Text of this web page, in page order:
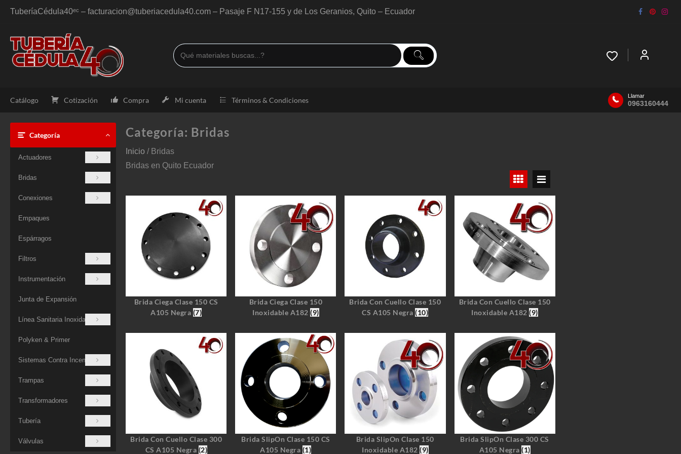
TuberíaCédula40ᵉᶜ – facturacion@tuberiacedula40.com – Pasaje F N17-155 y de Los Geranios, Quito – Ecuador
Catálogo Cotización Compra Mi cuenta Términos & Condiciones
Llamar
0963160444
Categoría
Actuadores
Bridas
Conexiones
Empaques
Espárragos
Filtros
Instrumentación
Junta de Expansión
Línea Sanitaria Inoxidable
Polyken & Primer
Sistemas Contra Incendios
Trampas
Transformadores
Tubería
Válvulas
Categoría: Bridas
Inicio / Bridas
Bridas en Quito Ecuador
Brida Ciega Clase 150 CS
A105 Negra (7)
Brida Ciega Clase 150
Inoxidable A182(9)
Brida Con Cuello Clase 150
CS A105 Negra(10)
Brida Con Cuello Clase 150
Inoxidable A182(9)
Brida Con Cuello Clase 300
CS A105 Negra (2)
Brida SlipOn Clase 150 CS
A105 Negra (1)
Brida SlipOn Clase 150
Inoxidable A182(9)
Brida SlipOn Clase 300 CS
A105 Negra(1)